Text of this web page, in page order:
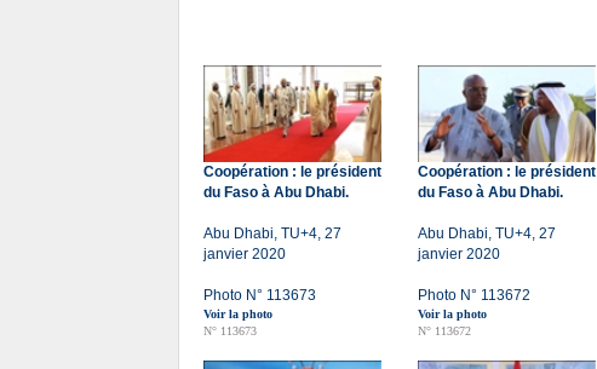
Coopération : le président
du Faso à Abu Dhabi.
Abu Dhabi, TU+4, 27
janvier 2020
Photo N° 113673
Voir la photo
N° 113673
Coopération : le président
du Faso à Abu Dhabi.
Abu Dhabi, TU+4, 27
janvier 2020
Photo N° 113672
Voir la photo
N° 113672